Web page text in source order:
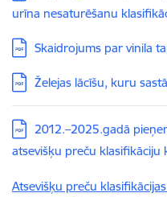
urīna nesaturēšanu
Lejupielādēt:
Skaidrojums par vinila
Lejupielādēt:
Želejas lācīšu, kuru
Lejupielādēt:
2012.–2025.gadā
atsevišķu preču klasifikāciju
Atsevišķu preču